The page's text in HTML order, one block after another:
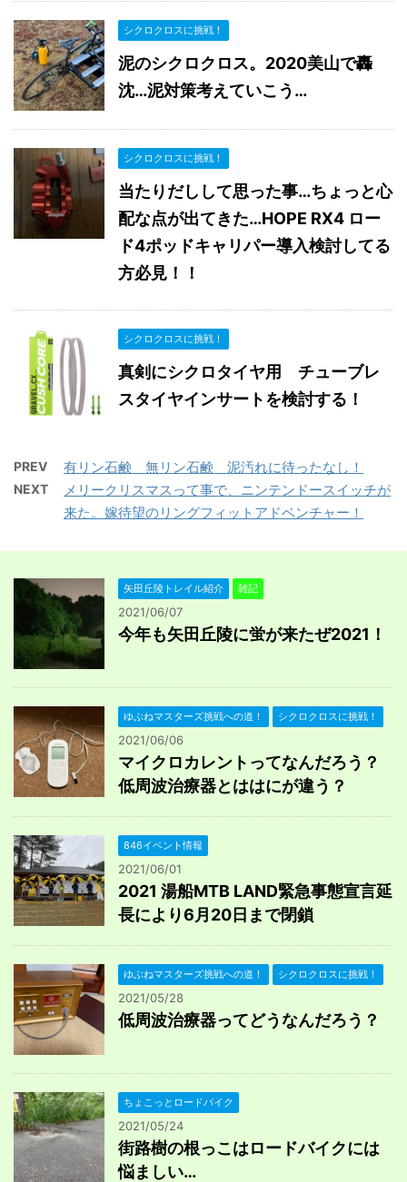
シクロクロスに挑戦！
泥のシクロクロス。2020美山で轟
沈…泥対策考えていこう…
シクロクロスに挑戦！
当たりだしして思った事…ちょっと心
配な点が出てきた…HOPE RX4 ロー
ド4ポッドキャリパー導入検討してる
方必見！！
シクロクロスに挑戦！
真剣にシクロタイヤ用 チューブレ
スタイヤインサートを検討する！
PREV 有リン石鹸 無リン石鹸 泥汚れに待ったなし！
NEXT
メリークリスマスって事で、ニンテンドースイッチが
来た。嫁待望のリングフィットアドベンチャー！
矢田丘陵トレイル紹介 雑記
2021/06/07
今年も矢田丘陵に蛍が来たぜ2021！
ゆぶねマスターズ挑戦への道！ シクロクロスに挑戦！
2021/06/06
マイクロカレントってなんだろう？
低周波治療器とははにが違う？
846イベント情報
2021/06/01
2021 湯船MTB LAND緊急事態宣言延
長により6月20日まで閉鎖
ゆぶねマスターズ挑戦への道！ シクロクロスに挑戦！
2021/05/28
低周波治療器ってどうなんだろう？
ちょこっとロードバイク
2021/05/24
街路樹の根っこはロードバイクには
悩ましい…